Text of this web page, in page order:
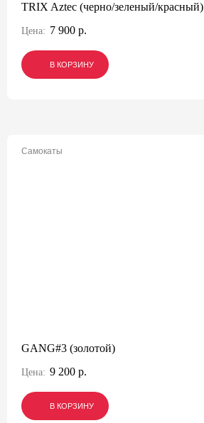
TRIX Aztec (черно/зеленый/красный)
Цена: 7 900 р.
В КОРЗИНУ
В КОРЗИНУ
В КОРЗИНУ
Самокаты
GANG#3 (золотой)
Цена: 9 200 р.
В КОРЗИНУ
В КОРЗИНУ
В КОРЗИНУ